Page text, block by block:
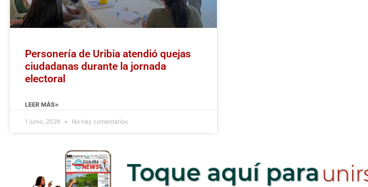
Personería de Uribia atendió quejas
ciudadanas durante la jornada
electoral
LEER MÁS»
1 junio, 2026 No hay comentarios